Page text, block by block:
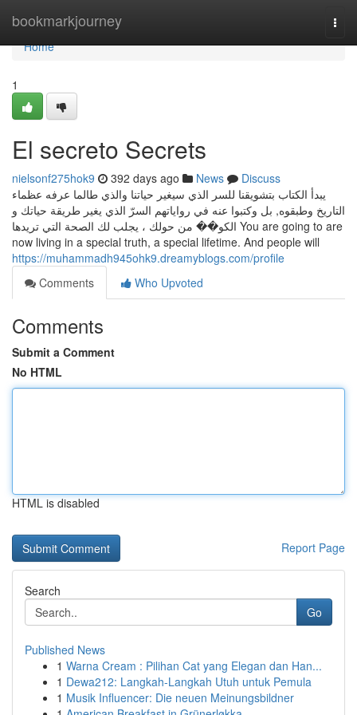
bookmarkjourney
Home
Home
1
El secreto Secrets
nielsonf275hok9 392 days ago News
Discuss
يبدأ الكتاب بتشويقنا للسر الذي سيغير حياتنا والذي طالما عرفه عظماء
التاريخ وطبقوه, بل وكتبوا عنه في رواياتهم السرّ الذي يغير طريقة حياتك و
الكو�� من حولك ، يجلب لك الصحة التي تريدها You are going to are
now living in a special truth, a special lifetime. And people will
https://muhammadh945ohk9.dreamyblogs.com/profile
Comments
Who Upvoted
Comments
Submit a Comment
No HTML
HTML is disabled
Report Page
Search
Go
Published News
1 Warna Cream : Pilihan Cat yang Elegan dan Han...
1 Dewa212: Langkah-Langkah Utuh untuk Pemula
1 Musik Influencer: Die neuen Meinungsbildner